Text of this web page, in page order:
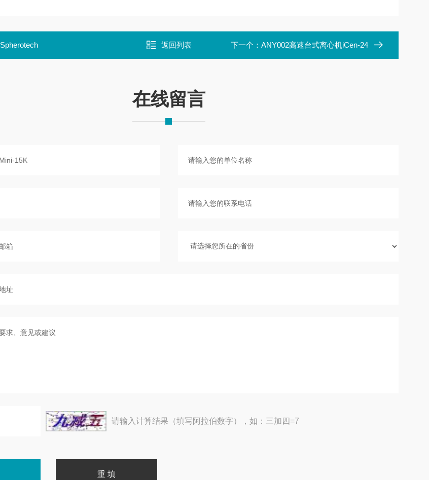
Spherotech 返回列表 下一个： ANY002高速台式离心机iCen-24
在线留言
请输入计算结果（填写阿拉伯数字），如：三加四=7